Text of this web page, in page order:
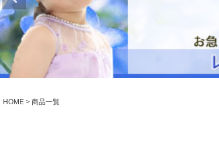
女の子ドレス
小物・アクセ
アウター
Recital & Concours
02 サイズの選び方
測り方と目安
Angel's Closetについて
創業2003年からの想い
HOME 商品一覧